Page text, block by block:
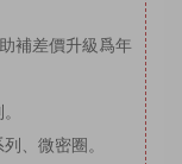
補差價升級爲年
、微密圈。